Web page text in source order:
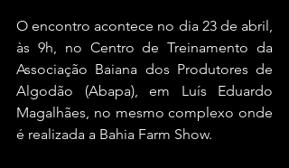
O encontro acontece no dia 23 de abril,
às 9h, no Centro de Treinamento da
Associação Baiana dos Produtores de
Algodão (Abapa), em Luís Eduardo
Magalhães, no mesmo complexo onde
é realizada a Bahia Farm Show.